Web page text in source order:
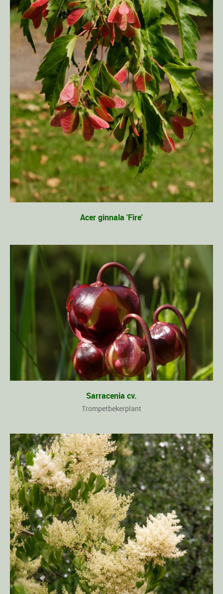
Acer ginnala 'Fire'
Sarracenia cv.
Trompetbekerplant